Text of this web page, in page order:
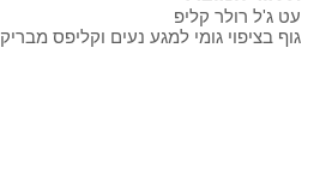
עט ג'ל רולר קליפ
גוף בציפוי גומי למגע נעים וקליפס מבריק